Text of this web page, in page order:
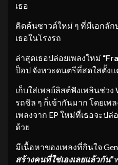
เธอ
คิดค้นซาวด์ใหม่ ๆ ที่มีเอกลั
เธอในโรงรถ
ล่าสุดเธอปล่อยเพลงใหม่ “
ป็อป จังหวะดนตรีที่สดใสตั้ง
เก็บใส่เพลย์ลิสต์ฟังเพลินช่วง
รถชิล ๆ ก็เข้ากันมาก โดยเพล
เพลงจาก EP ใหม่ที่เธอจะป
ด้วย
มีเนื้อหาของเพลงที่กินใจ
สร้างคนที่ใช่เองเลยแล้วกัน”